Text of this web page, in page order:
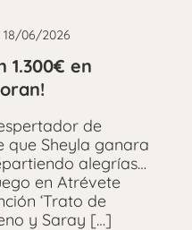
18/06/2026
1.300€ en
de
que Sheyla ganara
alegrías…
en Atrévete
‘Trato de
y Saray […]